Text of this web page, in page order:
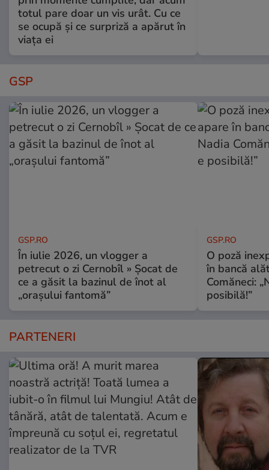
totul pare doar un vis urât. Cu ce
se ocupă și ce surpriză a apărut în
viața ei
GSP
GSP.RO
În iulie 2026, un vlogger a
petrecut o zi Cernobîl » Șocat de
ce a găsit la bazinul de înot al
„orașului fantomă”
GSP.RO
O poză
în bancă
Comăneci:
posibilă!”
PARTENERI